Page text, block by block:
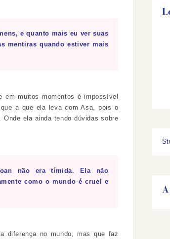
e quanto mais eu ver suas
mentiras quando estiver mais
muitos momentos é impossível
a que ela leva com Asa, pois o
ela ainda tendo dúvidas sobre
não era tímida. Ela não
como o mundo é cruel e
diferença no mundo, mas que faz